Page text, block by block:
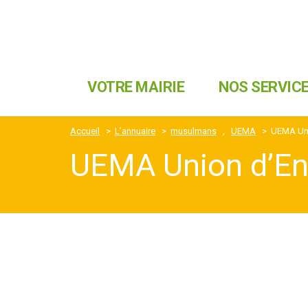
VOTRE MAIRIE NOS
Accueil > L’annuaire > musulmans , UEMA > UEMA
UEMA Union